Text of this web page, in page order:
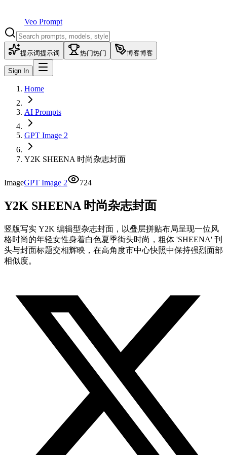
Veo Prompt
提示词提示词 热门热门 博客博客
Sign In
Home
AI Prompts
GPT Image 2
Y2K SHEENA 时尚杂志封面
ImageGPT Image 2 724
Y2K SHEENA 时尚杂志封面
竖版写实 Y2K 编辑型杂志封面，以叠层拼贴布局呈现一位风
格时尚的年轻女性身着白色夏季街头时尚，粗体 'SHEENA' 刊
头与封面标题交相辉映，在高角度市中心快照中保持强烈面部
相似度。